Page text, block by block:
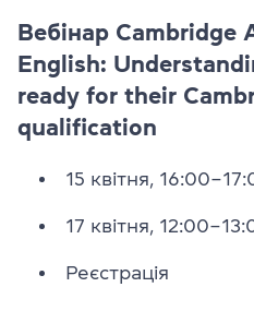
Вебінар Cambridge
English:
ready for their
qualification
15 квітня,
17 квітня,
Реєстрація